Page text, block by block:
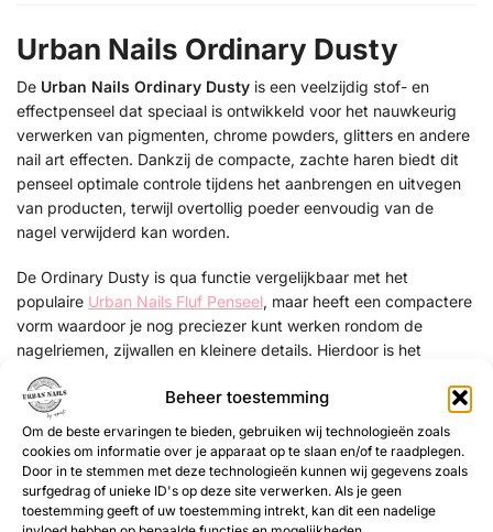
Beheer toestemming
Om de beste ervaringen te bieden, gebruiken wij technologieën zoals
cookies om informatie over je apparaat op te slaan en/of te raadplegen.
Door in te stemmen met deze technologieën kunnen wij gegevens zoals
surfgedrag of unieke ID's op deze site verwerken. Als je geen
toestemming geeft of uw toestemming intrekt, kan dit een nadelige
Urban Nails Ordinary Dusty
De Urban Nails Ordinary Dusty is een veelzijdig stof- en
effectpenseel dat speciaal is ontwikkeld voor het nauwkeurig
verwerken van pigmenten, chrome powders, glitters en andere
nail art effecten. Dankzij de compacte, zachte haren biedt dit
penseel optimale controle tijdens het aanbrengen en uitvegen
van producten, terwijl overtollig poeder eenvoudig van de
nagel verwijderd kan worden.
De Ordinary Dusty is qua functie vergelijkbaar met het
populaire Urban Nails Fluf Penseel, maar heeft een compactere
vorm waardoor je nog preciezer kunt werken rondom de
nagelriemen, zijwallen en kleinere details. Hierdoor is het
penseel ideaal voor zowel beginners als professionele
nagelstylisten die streven naar een perfect afgewerkt resultaat.
Of je nu (chrome) pigments inpoetst, glittereffecten creëert of
overtollig stof verwijdert na het vijlen, de Ordinary Dusty is een
onmisbaar hulpmiddel in iedere nagelstudio.